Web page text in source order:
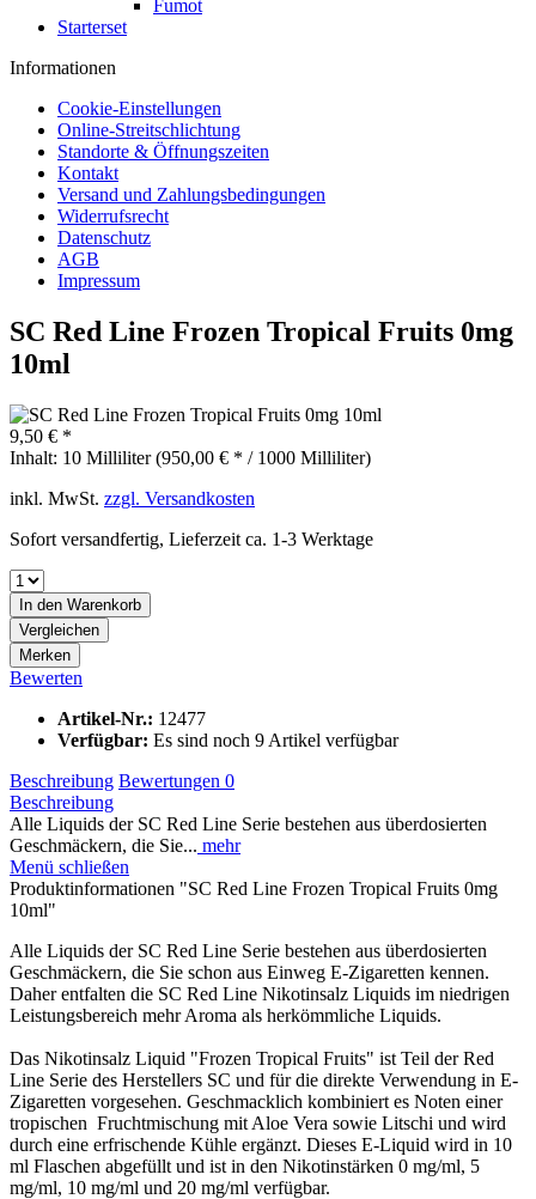
Fumot
Starterset
Informationen
Cookie-Einstellungen
Online-Streitschlichtung
Standorte & Öffnungszeiten
Kontakt
Versand und Zahlungsbedingungen
Widerrufsrecht
Datenschutz
AGB
Impressum
SC Red Line Frozen Tropical Fruits 0mg
10ml
9,50 € *
Inhalt: 10 Milliliter (950,00 € * / 1000 Milliliter)
inkl. MwSt. zzgl. Versandkosten
Sofort versandfertig, Lieferzeit ca. 1-3 Werktage
In den Warenkorb
Vergleichen
Merken
Bewerten
Artikel-Nr.: 12477
Verfügbar: Es sind noch 9 Artikel verfügbar
Beschreibung Bewertungen 0
Beschreibung
Alle Liquids der SC Red Line Serie bestehen aus überdosierten
Geschmäckern, die Sie... mehr
Menü schließen
Produktinformationen "SC Red Line Frozen Tropical Fruits 0mg
10ml"
Alle Liquids der SC Red Line Serie bestehen aus überdosierten
Geschmäckern, die Sie schon aus Einweg E-Zigaretten kennen.
Daher entfalten die SC Red Line Nikotinsalz Liquids im niedrigen
Leistungsbereich mehr Aroma als herkömmliche Liquids.
Das Nikotinsalz Liquid "Frozen Tropical Fruits" ist Teil der Red
Line Serie des Herstellers SC und für die direkte Verwendung in E-
Zigaretten vorgesehen. Geschmacklich kombiniert es Noten einer
tropischen Fruchtmischung mit Aloe Vera sowie Litschi und wird
durch eine erfrischende Kühle ergänzt. Dieses E-Liquid wird in 10
ml Flaschen abgefüllt und ist in den Nikotinstärken 0 mg/ml, 5
mg/ml, 10 mg/ml und 20 mg/ml verfügbar.